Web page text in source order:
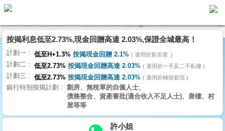
理
主
頁
搵
樓/
交
按揭利息低至2.73%,現金回贈高達 2.03%,保證全城最高！
計劃一 低至H+1.3% 按揭現金回贈 2.1% 適用於新居屋
計劃二 低至2.73% 按揭現金回贈高達 2.03% 適用於一手及二手私樓
計劃三 低至2.73% 按揭現金回贈高達 2.03% 適用於轉按套現
銀行特別按揭計劃
劏房、無稅單的自僱人士、
債務整合、資產審批(適合收入不足人士)、唐樓、村
屋等等
許小姐